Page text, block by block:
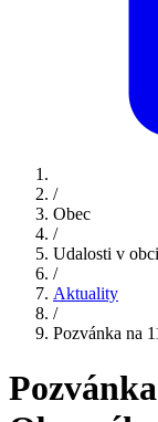
/
Obec
/
Udalosti v obci
/
Aktuality
/
Pozvánka na